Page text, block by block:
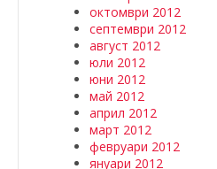
октомври 2012
септември 2012
август 2012
юли 2012
юни 2012
май 2012
април 2012
март 2012
февруари 2012
януари 2012